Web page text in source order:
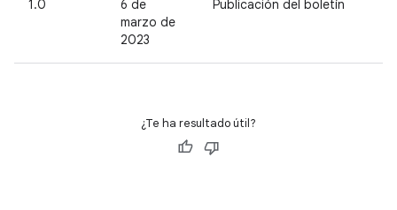
1.0
6 de
marzo de
2023
Publicación del boletín
¿Te ha resultado útil?